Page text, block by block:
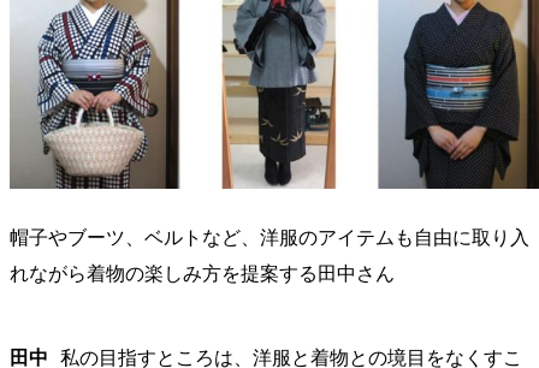
帽子やブーツ、ベルトなど、洋服のアイテムも自由に取り入
れながら着物の楽しみ方を提案する田中さん
田中
私の目指すところは、洋服と着物との境目をなくすこ